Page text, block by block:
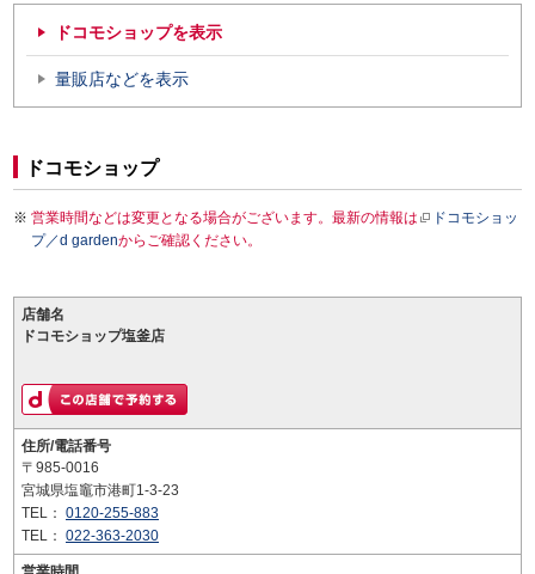
ドコモショップを表示
量販店などを表示
ドコモショップ
営業時間などは変更となる場合がございます。最新の情報は
ドコモショッ
プ／d gardenからご確認ください。
店舗名
ドコモショップ塩釜店
住所/電話番号
〒985-0016
宮城県塩竈市港町1-3-23
TEL： 0120-255-883
TEL： 022-363-2030